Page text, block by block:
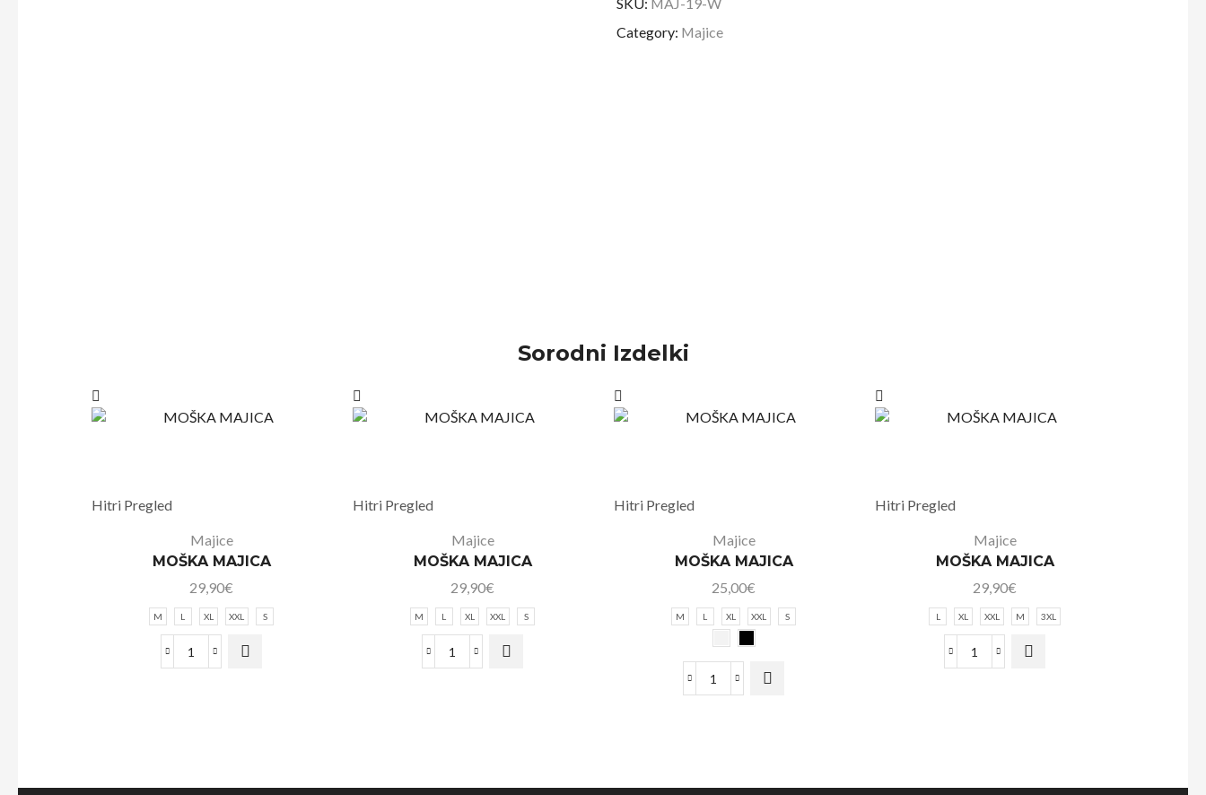
Category: Majice
Sorodni Izdelki
Hitri Pregled
Majice
MOŠKA MAJICA
29,90€
M L XL XXL S
Hitri Pregled
Majice
MOŠKA MAJICA
29,90€
M L XL XXL S
Hitri Pregled
Majice
MOŠKA MAJICA
25,00€
M L XL XXL S
Hitri Pregled
Majice
MOŠKA MAJICA
29,90€
L XL XXL M 3XL